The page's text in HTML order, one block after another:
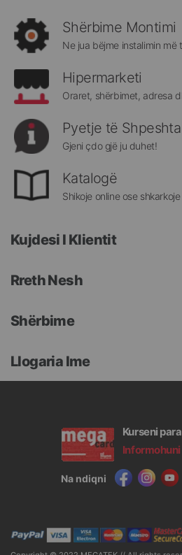
rreth
Megatek:
Shërbime Montimi
Ne jua bëjme instalimin më
Hipermarketi
Oraret, shërbimet, adresa
Pyetje të Shpeshta
Gjeni çdo gjë ju duhet!
Katalogë
Shikoje online ose shkarkoje
Kujdesi I Klientit
Rreth Nesh
Shërbime
Llogaria Ime
Kurseni
Na ndiqni